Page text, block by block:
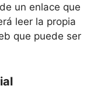
un enlace que
leer la propia
que puede ser